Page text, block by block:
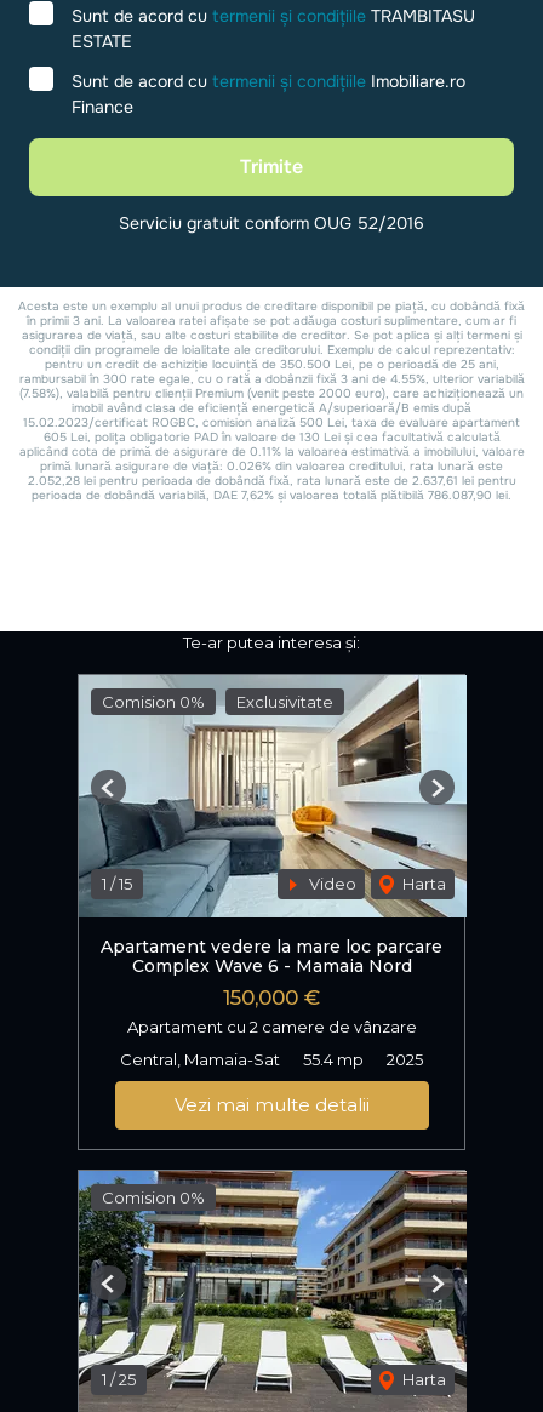
Te-ar putea interesa și:
Comision 0% Exclusivitate
1 /15 Video Harta
Previous Next
Apartament vedere la mare loc parcare
Complex Wave 6 - Mamaia Nord
150,000 €
Apartament cu 2 camere de vânzare
Central, Mamaia-Sat
55.4 mp 2025
Vezi mai multe detalii
Comision 0%
1 /25 Harta
Previous Next